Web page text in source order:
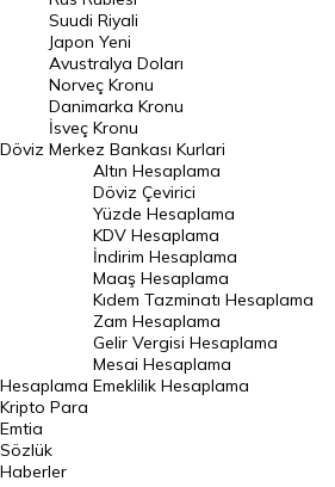
Avustralya Doları
Danimarka Kronu Kuru
Kanada Doları Kuru
Norveç Kronu Kuru
İsveç Kronu Kuru
Japon Yeni Kuru
Serbest Piyasa Döviz Kurları
Merkez Bankası Döviz Kurları
Altın Fiyatları
Gram Altın Fiyatı
Çeyrek Altın Fiyatı
Döviz
Suudi Riyali
Japon Yeni
Avustralya Doları
Norveç Kronu
Danimarka Kronu
İsveç Kronu
Merkez Bankası Kurlari
Hesaplama
Altın Hesaplama
Döviz Çevirici
Yüzde Hesaplama
KDV Hesaplama
İndirim Hesaplama
Maaş Hesaplama
Kıdem Tazminatı Hesaplama
Zam Hesaplama
Gelir Vergisi Hesaplama
Mesai Hesaplama
Emeklilik Hesaplama
Kripto Para
Emtia
Sözlük
Haberler